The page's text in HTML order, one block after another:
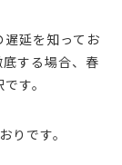
延を知ってお
する場合、春
す。
りです。